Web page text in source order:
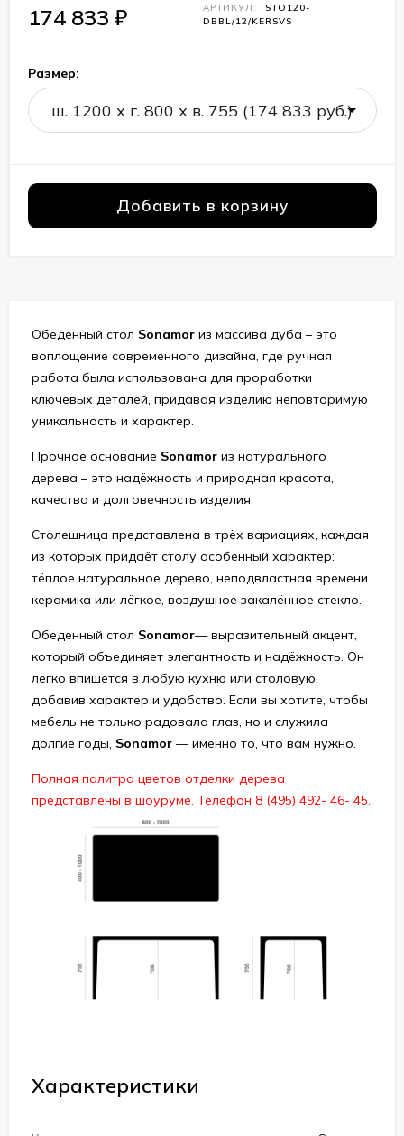
174 833 ₽ АРТИКУЛ:
STO120-
DBBL/12/KERSVS
Размер:
Добавить в корзину
Обеденный стол Sonamor из массива дуба – это
воплощение современного дизайна, где ручная
работа была использована для проработки
ключевых деталей, придавая изделию неповторимую
уникальность и характер.
Прочное основание Sonamor из натурального
дерева – это надёжность и природная красота,
качество и долговечность изделия.
Столешница представлена в трёх вариациях, каждая
из которых придаёт столу особенный характер:
тёплое натуральное дерево, неподвластная времени
керамика или лёгкое, воздушное закалённое стекло.
Обеденный стол Sonamor— выразительный акцент,
который объединяет элегантность и надёжность. Он
легко впишется в любую кухню или столовую,
добавив характер и удобство. Если вы хотите, чтобы
мебель не только радовала глаз, но и служила
долгие годы, Sonamor — именно то, что вам нужно.
Полная палитра цветов отделки дерева
представлены в шоуруме. Телефон 8 (495) 492- 46- 45.
Характеристики